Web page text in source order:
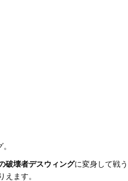
破壊者デスウィングに変身して戦う
ます。